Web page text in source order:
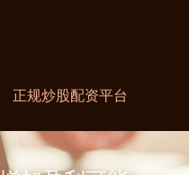
正规炒股配资平台